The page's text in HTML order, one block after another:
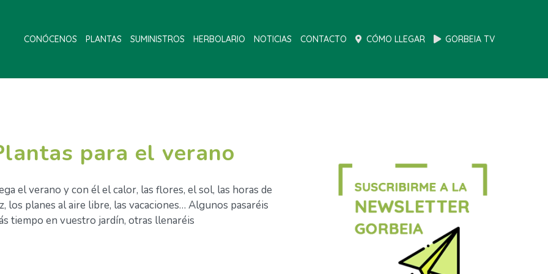
CONÓCENOS PLANTAS SUMINISTROS HERBOLARIO NOTICIAS CONTACTO CÓMO LLEGAR GORBEIA TV
para el verano
el verano y con él el calor, las flores, el sol, las horas de
los planes al aire libre, las vacaciones… Algunos pasaréis
tiempo en vuestro jardín, otras llenaréis